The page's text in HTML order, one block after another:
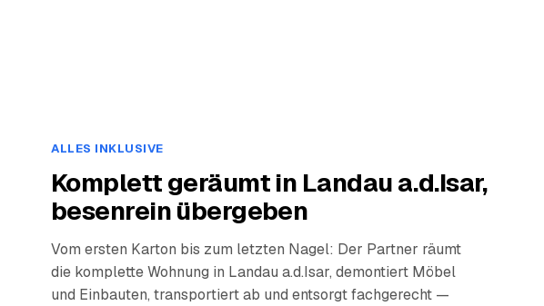
ALLES INKLUSIVE
Komplett geräumt in Landau a.d.Isar,
besenrein übergeben
Vom ersten Karton bis zum letzten Nagel: Der Partner räumt
die komplette Wohnung in Landau a.d.Isar, demontiert Möbel
und Einbauten, transportiert ab und entsorgt fachgerecht —